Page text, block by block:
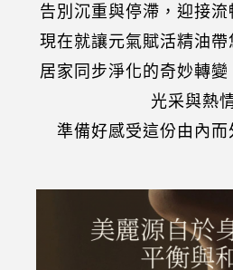
告別沉重與停滯，迎接流
現在就讓元氣賦活精油
居家同步淨化的奇妙轉
光采與熱
準備好感受這份由內而